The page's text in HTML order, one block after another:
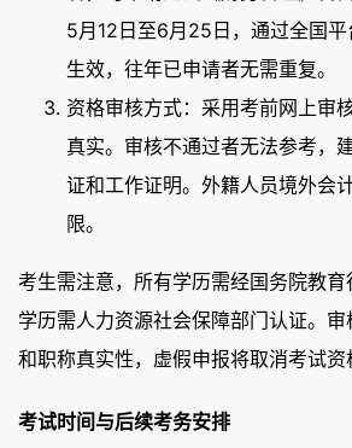
5月12日至6月25日，通过全国
生效，往年已申请者无需重复。
资格审核方式：采用考前网上审
真实。审核不通过者无法参考，
证和工作证明。外籍人员境外会
限。
考生需注意，所有学历需经国务院教
学历需人力资源社会保障部门认证。
和职称真实性，虚假申报将取消考试资
考试时间与后续考务安排